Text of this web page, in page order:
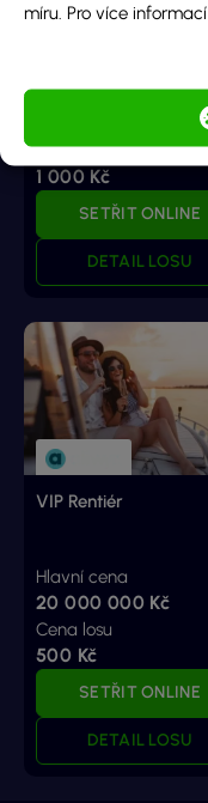
míru. Pro více
100x více
Cena losu
1 000 Kč
SETŘIT ONLINE
DETAIL LOSU
VIP Rentiér
Hlavní cena
20 000 000 Kč
Cena losu
500 Kč
SETŘIT ONLINE
DETAIL LOSU